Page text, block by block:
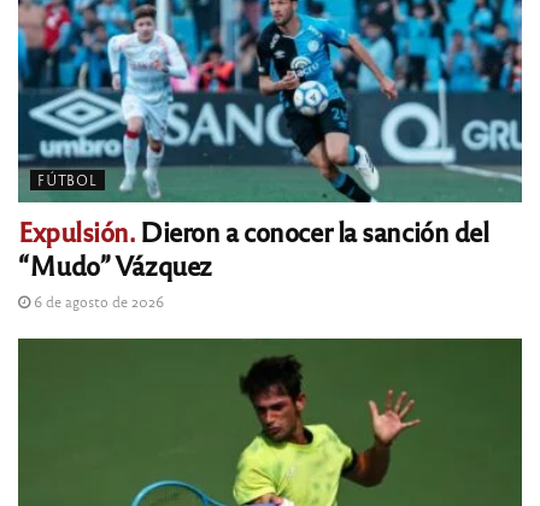
FÚTBOL
Expulsión.Dieron a conocer la sanción del
“Mudo” Vázquez
6 de agosto de 2026